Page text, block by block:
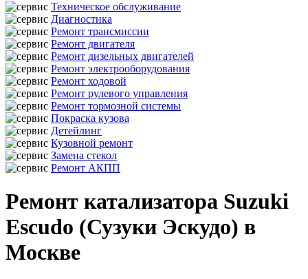
Техническое обслуживание
Диагностика
Ремонт трансмиссии
Ремонт двигателя
Ремонт дизельных двигателей
Ремонт электрооборудования
Ремонт ходовой
Ремонт рулевого управления
Ремонт тормозной системы
Покраска кузова
Детейлинг
Кузовной ремонт
Замена стекол
Ремонт АКПП
Ремонт катализатора Suzuki
Escudo (Сузуки Эскудо) в
Москве